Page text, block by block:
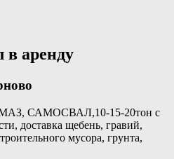
в аренду
САМОСВАЛ,10-15-20тон с
доставка щебень, гравий,
мусора, грунта,